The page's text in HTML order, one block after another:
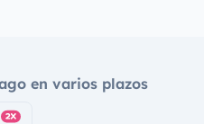
en varios plazos